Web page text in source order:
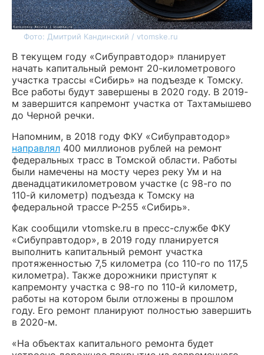
Фото: Дмитрий Кандинский / vtomske.ru
В текущем году «Сибуправтодор» планирует
начать капитальный ремонт 20-километрового
участка трассы «Сибирь» на подъезде к Томску.
Все работы будут завершены в 2020 году. В 2019-
м завершится капремонт участка от Тахтамышево
до Черной речки.
Напомним, в 2018 году ФКУ «Сибуправтодор»
направлял 400 миллионов рублей на ремонт
федеральных трасс в Томской области. Работы
были намечены на мосту через реку Ум и на
двенадцатикилометровом участке (с 98-го по
110-й километр) подъезда к Томску на
федеральной трассе Р-255 «Сибирь».
Как сообщили vtomske.ru в пресс-службе ФКУ
«Сибуправтодор», в 2019 году планируется
выполнить капитальный ремонт участка
протяженностью 7,5 километра (со 110-го по 117,5
километра). Также дорожники приступят к
капремонту участка с 98-го по 110-й километр,
работы на котором были отложены в прошлом
году. Его ремонт планируют полностью завершить
в 2020-м.
«На объектах капитального ремонта будет